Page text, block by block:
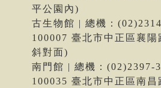
平公園內)
古生物館 | 總機：
100007 臺北市中正區襄
斜對面)
南門館 | 總機：(02)2397-
100035 臺北市中正區南昌